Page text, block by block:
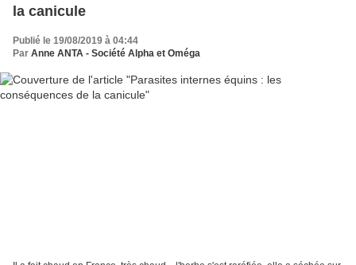
la canicule
Publié le 19/08/2019 à 04:44
Par Anne ANTA - Société Alpha et Oméga